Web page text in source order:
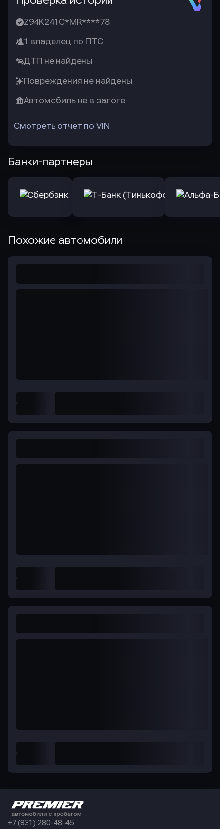
Z94K241C*MR****78
1 владелец по ПТС
ДТП не найдены
Повреждения не найдены
Автомобиль не в залоге
Смотреть отчет по VIN
Банки-партнеры
Похожие автомобили
+7 (831) 280-48-45